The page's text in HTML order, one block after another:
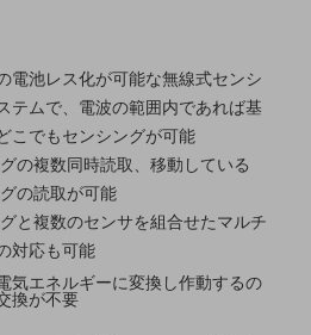
紹介
電池レス化が可能な無線式センシ
テムで、電波の範囲内であれば基
こでもセンシングが可能
の複数同時読取、移動している
の読取が可能
と複数のセンサを組合せたマルチ
対応も可能
気エネルギーに変換し作動するの
換が不要